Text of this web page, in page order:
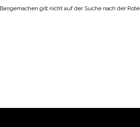
gilt nicht auf der Suche nach der